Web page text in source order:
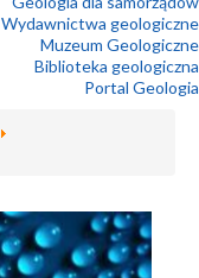
Wydawnictwa geologiczne
Muzeum Geologiczne
Biblioteka geologiczna
Portal Geologia